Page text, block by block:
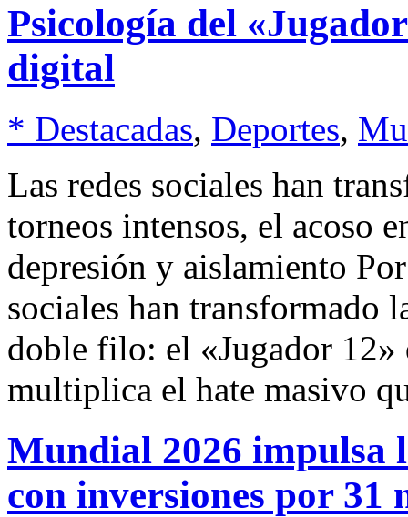
Psicología del
digital
* Destacadas, Deportes,
Las redes sociales han
torneos intensos, el acoso
depresión y aislamiento
sociales han transformado
doble filo: el «Jugador
multiplica el hate masivo
Mundial 2026 impulsa
con inversiones por 31